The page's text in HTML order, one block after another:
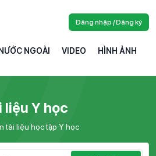
NGOÀI VIDEO HÌNH ẢNH
Đăng nhập / Đăng ký
liệu Y học
tài liệu học tập Y học